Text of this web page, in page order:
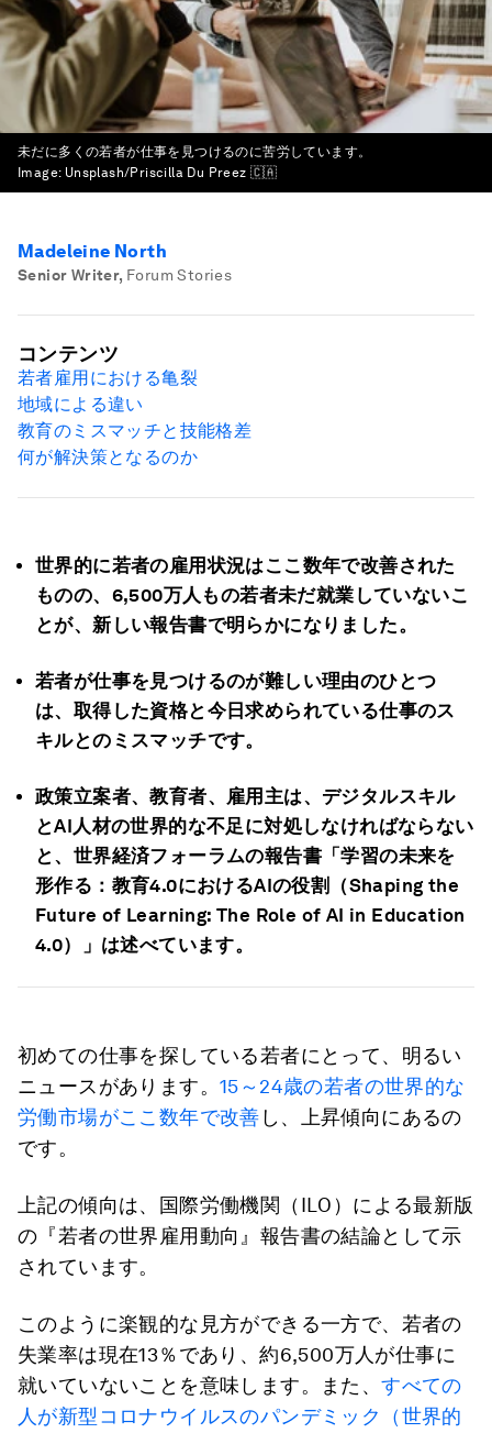
未だに多くの若者が仕事を見つけるのに苦労しています。
Image: Unsplash/Priscilla Du Preez 🇨🇦
Madeleine North
Senior Writer, Forum Stories
世界的に若者の雇用状況はここ数年で改善された
ものの、6,500万人もの若者未だ就業していないこ
とが、新しい報告書で明らかになりました。
若者が仕事を見つけるのが難しい理由のひとつ
は、取得した資格と今日求められている仕事のス
キルとのミスマッチです。
政策立案者、教育者、雇用主は、デジタルスキル
とAI人材の世界的な不足に対処しなければならない
と、世界経済フォーラムの報告書「学習の未来を
形作る：教育4.0におけるAIの役割（Shaping the
Future of Learning: The Role of AI in Education
4.0） 」は述べています。
初めての仕事を探している若者にとって、明るい
ニュースがあります。 15～24歳の若者の世界的な
労働市場がここ数年で改善 し、上昇傾向にあるの
です。
上記の傾向は、国際労働機関（ILO）による最新版
の『若者の世界雇用動向』報告書の結論として示
されています。
このように楽観的な見方ができる一方で、若者の
失業率は現在13％であり、約6,500万人が仕事に
就いていないことを意味します。また、すべての
人が新型コロナウイルスのパンデミック（世界的
コンテンツ
若者雇用における亀裂
地域による違い
教育のミスマッチと技能格差
何が解決策となるのか